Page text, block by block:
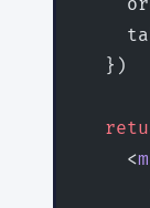
  })
    <